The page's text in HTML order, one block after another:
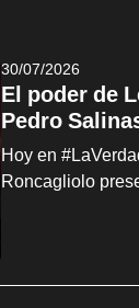
30/07/2026
El poder de
Pedro
Hoy en
Roncagliolo